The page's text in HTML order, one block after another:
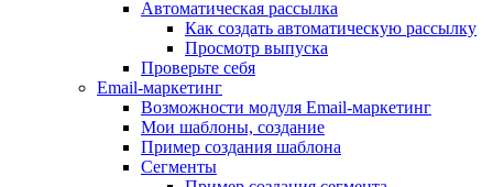
Автоматическая рассылка
Как создать автоматическую рассылку
Просмотр выпуска
Проверьте себя
Email-маркетинг
Возможности модуля Email-маркетинг
Мои шаблоны, создание
Пример создания шаблона
Сегменты